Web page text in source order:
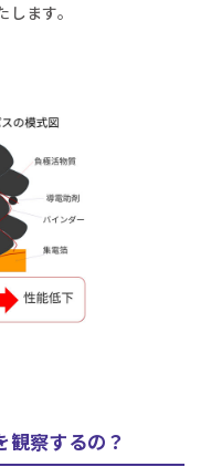
ます。
観察するの？